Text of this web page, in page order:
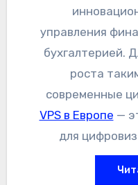
управления
бухгалтерией.
роста
современные
VPS в Европе —
для